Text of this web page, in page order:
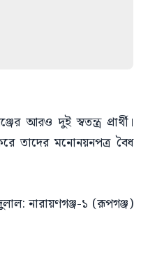
আরও দুই স্বতন্ত্র প্রার্থী।
তাদের মনোনয়নপত্র বৈধ
নারায়ণগঞ্জ-১ (রূপগঞ্জ)